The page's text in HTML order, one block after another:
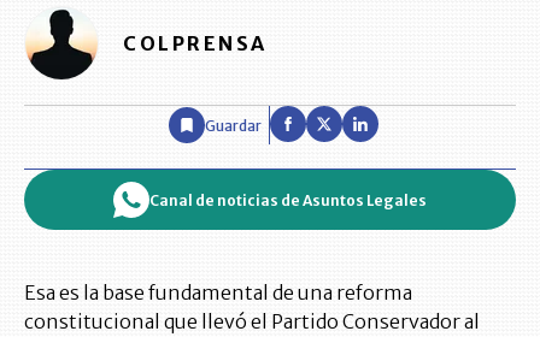
COLPRENSA
Guardar
Canal de noticias de Asuntos Legales
Esa es la base fundamental de una reforma
constitucional que llevó el Partido Conservador al